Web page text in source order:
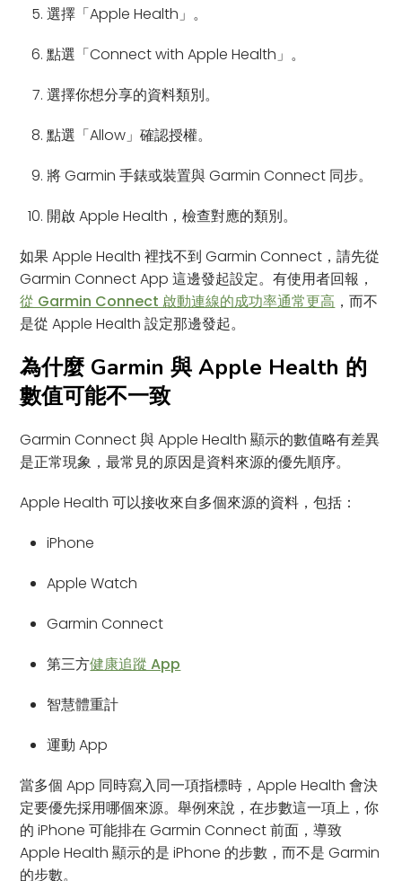
選擇「Apple Health」。
點選「Connect with Apple Health」。
選擇你想分享的資料類別。
點選「Allow」確認授權。
將 Garmin 手錶或裝置與 Garmin Connect 同步。
開啟 Apple Health，檢查對應的類別。
如果 Apple Health 裡找不到 Garmin Connect，請先從
Garmin Connect App 這邊發起設定。有使用者回報，
從 Garmin Connect 啟動連線的成功率通常更高 ，而不
是從 Apple Health 設定那邊發起。
為什麼 Garmin 與 Apple Health 的
數值可能不一致
Garmin Connect 與 Apple Health 顯示的數值略有差異
是正常現象，最常見的原因是資料來源的優先順序。
Apple Health 可以接收來自多個來源的資料，包括：
iPhone
Apple Watch
Garmin Connect
第三方健康追蹤 App
智慧體重計
運動 App
當多個 App 同時寫入同一項指標時，Apple Health 會決
定要優先採用哪個來源。舉例來說，在步數這一項上，你
的 iPhone 可能排在 Garmin Connect 前面，導致
Apple Health 顯示的是 iPhone 的步數，而不是 Garmin
的步數。